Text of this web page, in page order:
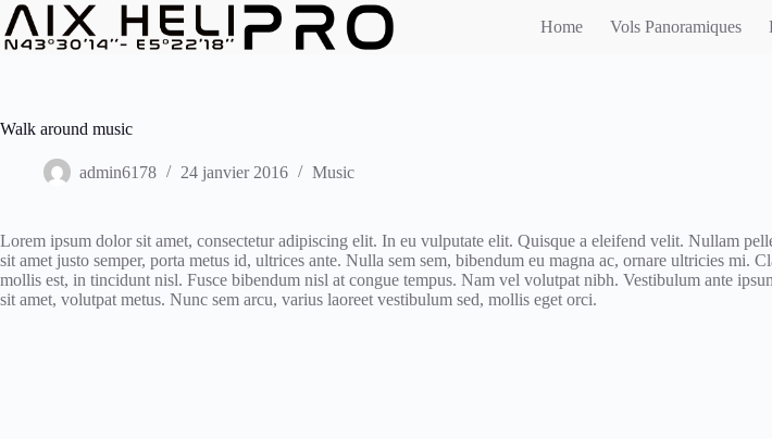
Passer
au
contenu
Home Vols Panoramiques
Walk around music
admin6178 24 janvier 2016 Music
Lorem ipsum dolor sit amet, consectetur adipiscing elit. In eu vulputate elit. Quisque a eleifend velit. Nullam
sit amet justo semper, porta metus id, ultrices ante. Nulla sem sem, bibendum eu magna ac, ornare ultricies mi.
mollis est, in tincidunt nisl. Fusce bibendum nisl at congue tempus. Nam vel volutpat nibh. Vestibulum ante
sit amet, volutpat metus. Nunc sem arcu, varius laoreet vestibulum sed, mollis eget orci.